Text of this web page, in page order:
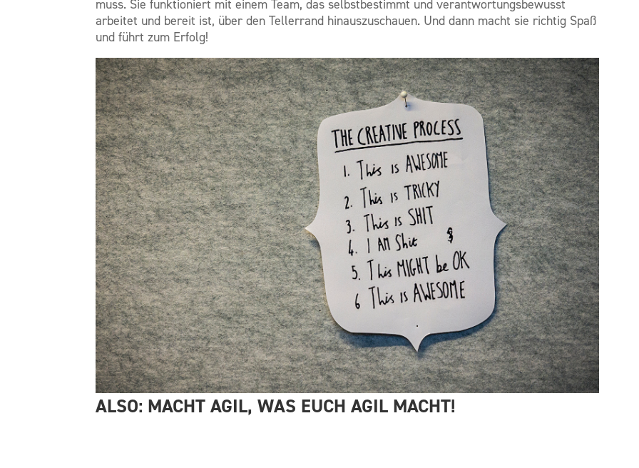
muss. Sie funktioniert mit einem Team, das selbstbestimmt und verantwortungsbewusst
arbeitet und bereit ist, über den Tellerrand hinauszuschauen. Und dann macht sie richtig Spaß
und führt zum Erfolg!
ALSO: MACHT AGIL, WAS EUCH AGIL MACHT!